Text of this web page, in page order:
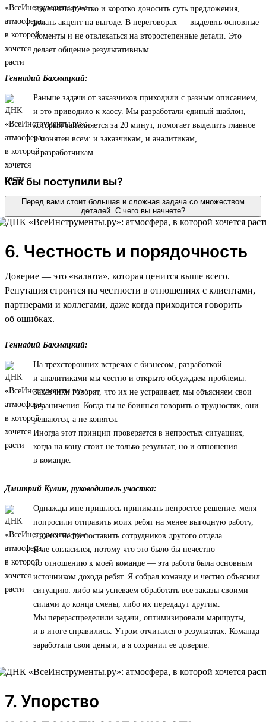
это означает четко и коротко доносить суть предложения,
делать акцент на выгоде. В переговорах — выделять основные
моменты и не отвлекаться на второстепенные детали. Это
делает общение результативным.
Геннадий Бахмацкий:
Раньше задачи от заказчиков приходили с разным описанием,
и это приводило к хаосу. Мы разработали единый шаблон,
который заполняется за 20 минут, помогает выделить главное
и понятен всем: и заказчикам, и аналитикам,
и разработчикам.
Как бы поступили вы?
Перед вами стоит большая и сложная задача со множеством
деталей. С чего вы начнете?
6. Честность и порядочность
Доверие — это «валюта», которая ценится выше всего.
Репутация строится на честности в отношениях с клиентами,
партнерами и коллегами, даже когда приходится говорить
об ошибках.
Геннадий Бахмацкий:
На трехсторонних встречах с бизнесом, разработкой
и аналитиками мы честно и открыто обсуждаем проблемы.
Заказчики говорят, что их не устраивает, мы объясняем свои
ограничения. Когда ты не боишься говорить о трудностях, они
решаются, а не копятся.
Иногда этот принцип проверяется в непростых ситуациях,
когда на кону стоит не только результат, но и отношения
в команде.
Дмитрий Кулин, руководитель участка:
Однажды мне пришлось принимать непростое решение: меня
попросили отправить моих ребят на менее выгодную работу,
а на их место поставить сотрудников другого отдела.
Я не согласился, потому что это было бы нечестно
по отношению к моей команде — эта работа была основным
источником дохода ребят. Я собрал команду и честно объяснил
ситуацию: либо мы успеваем обработать все заказы своими
силами до конца смены, либо их передадут другим.
Мы перераспределили задачи, оптимизировали маршруты,
и в итоге справились. Утром отчитался о результатах. Команда
заработала свои деньги, а я сохранил ее доверие.
7. Упорство